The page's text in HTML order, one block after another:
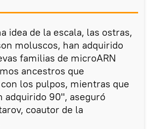
idea de la escala, las ostras,
moluscos, han adquirido
familias de microARN
ancestros que
los pulpos, mientras que
adquirido 90", aseguró
coautor de la